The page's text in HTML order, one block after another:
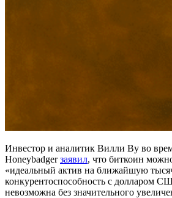
Инвестор и аналитик Вилли Ву во
Honeybadgerзаявил, что биткоин
«идеальный актив на ближайшую
конкурентоспособность с долларом
невозможна без значительного